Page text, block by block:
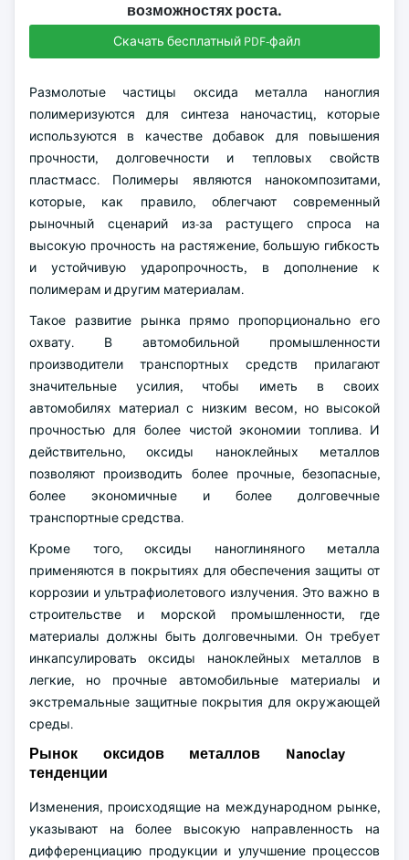
возможностях роста.
Скачать бесплатный PDF-файл
Размолотые частицы оксида металла наноглия
полимеризуются для синтеза наночастиц, которые
используются в качестве добавок для повышения
прочности, долговечности и тепловых свойств
пластмасс. Полимеры являются нанокомпозитами,
которые, как правило, облегчают современный
рыночный сценарий из-за растущего спроса на
высокую прочность на растяжение, большую гибкость
и устойчивую ударопрочность, в дополнение к
полимерам и другим материалам.
Такое развитие рынка прямо пропорционально его
охвату. В автомобильной промышленности
производители транспортных средств прилагают
значительные усилия, чтобы иметь в своих
автомобилях материал с низким весом, но высокой
прочностью для более чистой экономии топлива. И
действительно, оксиды наноклейных металлов
позволяют производить более прочные, безопасные,
более экономичные и более долговечные
транспортные средства.
Кроме того, оксиды наноглиняного металла
применяются в покрытиях для обеспечения защиты от
коррозии и ультрафиолетового излучения. Это важно в
строительстве и морской промышленности, где
материалы должны быть долговечными. Он требует
инкапсулировать оксиды наноклейных металлов в
легкие, но прочные автомобильные материалы и
экстремальные защитные покрытия для окружающей
среды.
Рынок оксидов металлов Nanoclay
тенденции
Изменения, происходящие на международном рынке,
указывают на более высокую направленность на
дифференциацию продукции и улучшение процессов